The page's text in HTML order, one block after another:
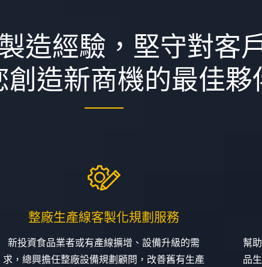
造經驗，堅守對客
造新商機的最佳夥
整廠生產線客製化規劃服務
新投資食品業者或有產線擴增、設備升級的需
求，總興擔任整廠設備規劃顧問，改善舊有生產
幫
品